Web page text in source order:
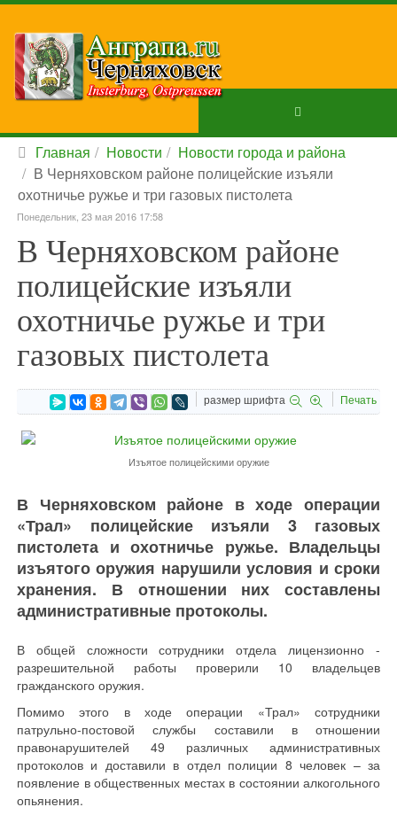
Главная Новости
Новости города и района
В Черняховском районе полицейские изъяли
охотничье ружье и три газовых пистолета
Понедельник, 23 мая 2016 17:58
В Черняховском районе
полицейские изъяли
охотничье ружье и три
газовых пистолета
размер шрифта Печать
Изъятое полицейскими оружие
В Черняховском районе в ходе операции
«Трал» полицейские изъяли 3 газовых
пистолета и охотничье ружье. Владельцы
изъятого оружия нарушили условия и сроки
хранения. В отношении них составлены
административные протоколы.
В общей сложности сотрудники отдела лицензионно -
разрешительной работы проверили 10 владельцев
гражданского оружия.
Помимо этого в ходе операции «Трал» сотрудники
патрульно-постовой службы составили в отношении
правонарушителей 49 различных административных
протоколов и доставили в отдел полиции 8 человек – за
появление в общественных местах в состоянии алкогольного
опьянения.